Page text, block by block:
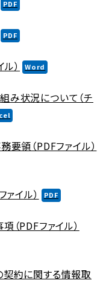
）
み状況について（チ
要領（PDFファイル）
イル）
（PDFファイル）
契約に関する情報取